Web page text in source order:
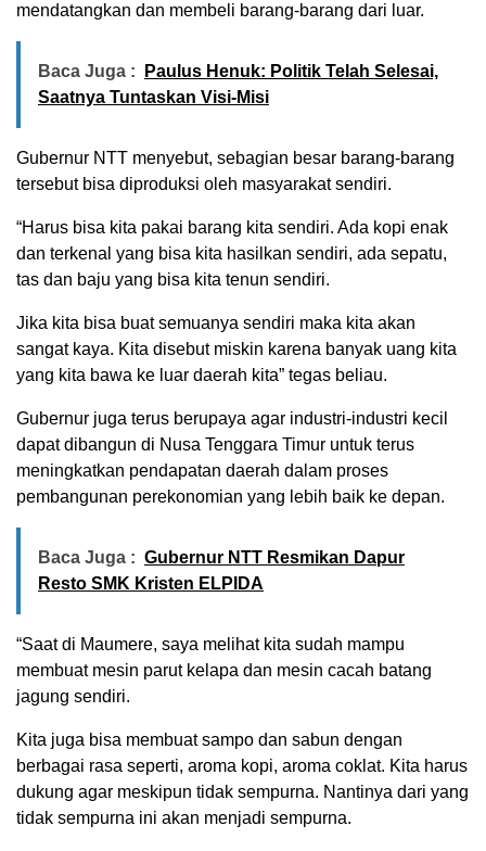
mendatangkan dan membeli barang-barang dari luar.
Baca Juga :
Paulus Henuk: Politik Telah Selesai,
Saatnya Tuntaskan Visi-Misi
Gubernur NTT menyebut, sebagian besar barang-barang
tersebut bisa diproduksi oleh masyarakat sendiri.
“Harus bisa kita pakai barang kita sendiri. Ada kopi enak
dan terkenal yang bisa kita hasilkan sendiri, ada sepatu,
tas dan baju yang bisa kita tenun sendiri.
Jika kita bisa buat semuanya sendiri maka kita akan
sangat kaya. Kita disebut miskin karena banyak uang kita
yang kita bawa ke luar daerah kita” tegas beliau.
Gubernur juga terus berupaya agar industri-industri kecil
dapat dibangun di Nusa Tenggara Timur untuk terus
meningkatkan pendapatan daerah dalam proses
pembangunan perekonomian yang lebih baik ke depan.
Baca Juga : Gubernur NTT Resmikan Dapur
Resto SMK Kristen ELPIDA
“Saat di Maumere, saya melihat kita sudah mampu
membuat mesin parut kelapa dan mesin cacah batang
jagung sendiri.
Kita juga bisa membuat sampo dan sabun dengan
berbagai rasa seperti, aroma kopi, aroma coklat. Kita harus
dukung agar meskipun tidak sempurna. Nantinya dari yang
tidak sempurna ini akan menjadi sempurna.